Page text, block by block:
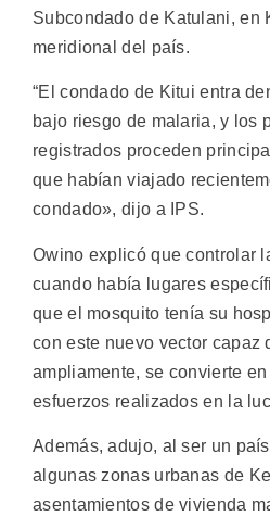
Subcondado de Katulani, en
meridional del país.
“El condado de Kitui entra
bajo riesgo de malaria, y los
registrados proceden
que habían viajado
condado», dijo a IPS.
Owino explicó que controlar
cuando había lugares
que el mosquito tenía su
con este nuevo vector capaz
ampliamente, se convierte
esfuerzos realizados en la
Además, adujo, al ser un
algunas zonas urbanas de
asentamientos de vivienda